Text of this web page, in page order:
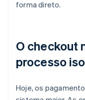
forma direto.
O checkout
processo
Hoje, os